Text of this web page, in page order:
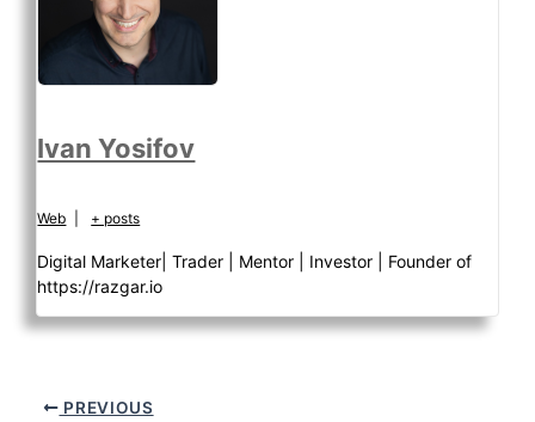
Ivan Yosifov
Web + posts
Digital Marketer| Trader | Mentor | Investor | Founder of
https://razgar.io
PREVIOUS